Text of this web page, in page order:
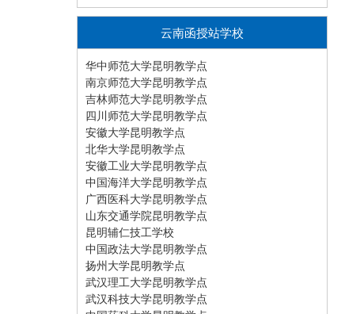
云南函授站学校
华中师范大学昆明教学点
南京师范大学昆明教学点
吉林师范大学昆明教学点
四川师范大学昆明教学点
安徽大学昆明教学点
北华大学昆明教学点
安徽工业大学昆明教学点
中国海洋大学昆明教学点
广西医科大学昆明教学点
山东交通学院昆明教学点
昆明辅仁技工学校
中国政法大学昆明教学点
扬州大学昆明教学点
武汉理工大学昆明教学点
武汉科技大学昆明教学点